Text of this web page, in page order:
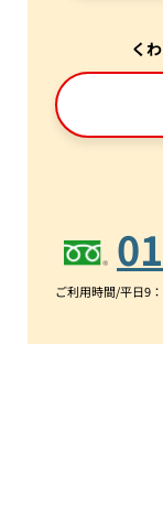
く
ご利用時間/平日9